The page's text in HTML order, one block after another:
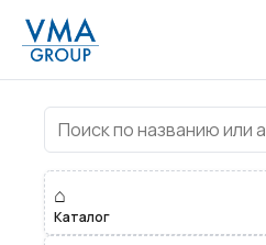
Контакторы
⌂
Каталог